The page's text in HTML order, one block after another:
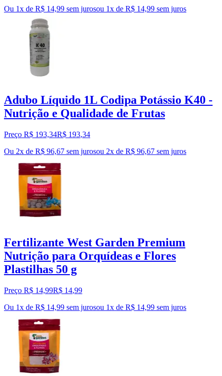
Ou 1x de R$ 14,99 sem jurosou 1x de R$ 14,99 sem juros
Adubo Líquido 1L Codipa Potássio K40 -
Nutrição e Qualidade de Frutas
Preço R$ 193,34R$ 193,34
Ou 2x de R$ 96,67 sem jurosou 2x de R$ 96,67 sem juros
Fertilizante West Garden Premium
Nutrição para Orquídeas e Flores
Plastilhas 50 g
Preço R$ 14,99R$ 14,99
Ou 1x de R$ 14,99 sem jurosou 1x de R$ 14,99 sem juros